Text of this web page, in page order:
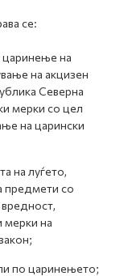
се:
на
на акцизен
Северна
мерки со цел
на царински
на луѓето,
предмети со
мерки на
по царинењето;